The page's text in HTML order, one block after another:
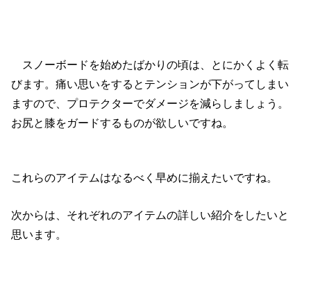
スノーボードを始めたばかりの頃は、とにかくよく転
びます。痛い思いをするとテンションが下がってしまい
ますので、プロテクターでダメージを減らしましょう。
お尻と膝をガードするものが欲しいですね。
これらのアイテムはなるべく早めに揃えたいですね。
次からは、それぞれのアイテムの詳しい紹介をしたいと
思います。